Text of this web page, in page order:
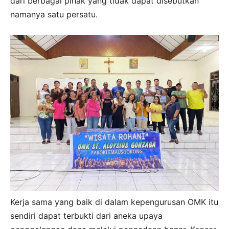
namanya satu persatu.
Kerja sama yang baik di dalam kepengurusan OMK itu
sendiri dapat terbukti dari aneka upaya